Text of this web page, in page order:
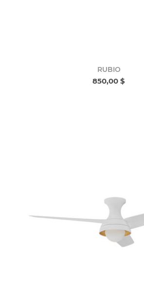
RUBIO
850,00 $